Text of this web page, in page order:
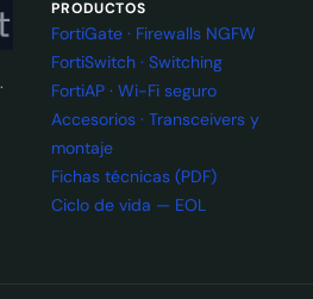
PRODUCTOS
FortiGate · Firewalls NGFW
FortiSwitch · Switching
FortiAP · Wi-Fi seguro
Accesorios · Transceivers y
montaje
Fichas técnicas (PDF)
Ciclo de vida — EOL